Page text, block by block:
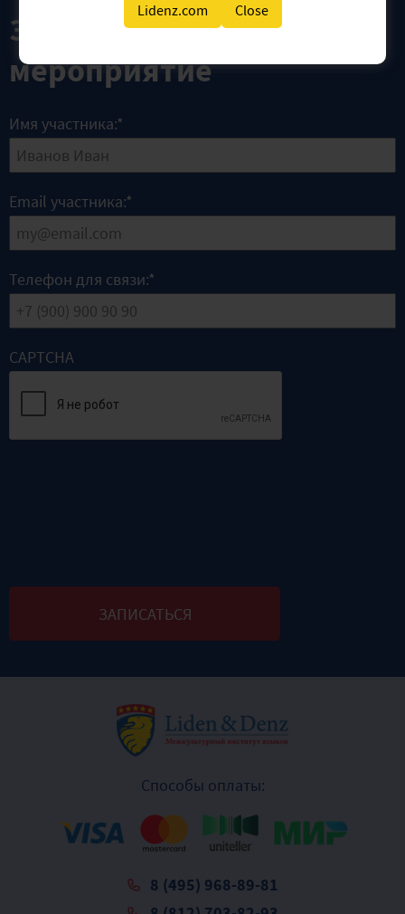
Lidenz.com Close
Записаться на
мероприятие
Имя участника:*
Email участника:*
Телефон для связи:*
CAPTCHA
Способы оплаты:
8 (495) 968-89-81